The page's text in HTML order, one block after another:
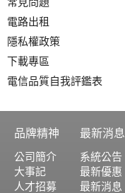
電路出租
隱私權政策
下載專區
電信品質自我評鑑表
品牌精神
公司簡介
大事記
人才招募
最新消息
系統公告
最新優惠
最新消息